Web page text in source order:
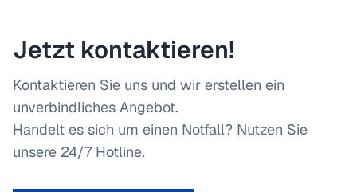
Jetzt kontaktieren!
Kontaktieren Sie uns und wir erstellen ein
unverbindliches Angebot.
Handelt es sich um einen Notfall? Nutzen Sie
unsere 24/7 Hotline.